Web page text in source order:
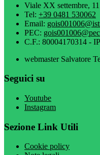
Viale XX settembre,
Tel: +39 0481 530062
Email:
PEC:
C.F.: 80004170314 -
webmaster Salvatore
Seguici su
Youtube
Instagram
Sezione Link Utili
Cookie policy